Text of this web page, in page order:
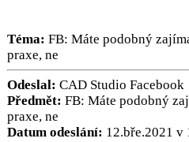
Téma: FB: Máte podobný
praxe, ne
Odeslal: CAD Studio Facebook
Předmět: FB: Máte podobný
praxe, ne
Datum odeslání: 12.bře.2021 v